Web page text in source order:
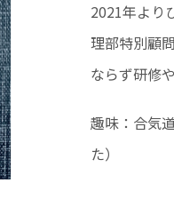
2021年より
理部特別顧
ならず研修
趣味：合気
た）